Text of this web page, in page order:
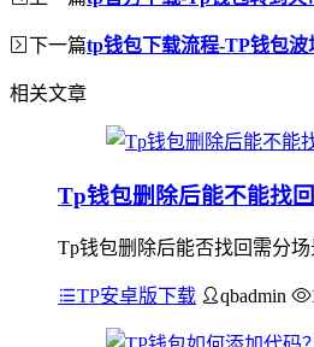
下一篇tp钱包下载流程-TP钱包
相关文章
Tp钱包删除后能不能找
Tp钱包删除后能否找回需分
TP安卓版下载 qbadmin